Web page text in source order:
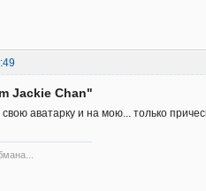
Jackie Chan"
аватарку и на мою... только